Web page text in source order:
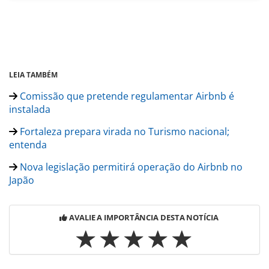
LEIA TAMBÉM
Comissão que pretende regulamentar Airbnb é
instalada
Fortaleza prepara virada no Turismo nacional;
entenda
Nova legislação permitirá operação do Airbnb no
Japão
AVALIE A IMPORTÂNCIA DESTA NOTÍCIA